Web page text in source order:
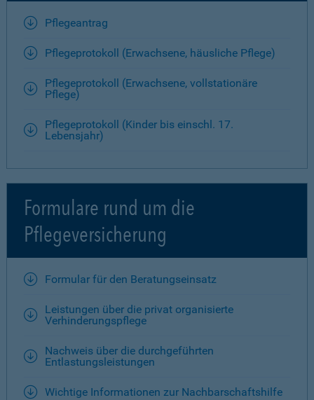
Pflegeantrag
Pflegeprotokoll (Erwachsene, häusliche Pflege)
Pflegeprotokoll (Erwachsene, vollstationäre
Pflege)
Pflegeprotokoll (Kinder bis einschl. 17.
Lebensjahr)
Formulare rund um die
Pflegeversicherung
Formular für den Beratungseinsatz
Leistungen über die privat organisierte
Verhinderungspflege
Nachweis über die durchgeführten
Entlastungsleistungen
Wichtige Informationen zur Nachbarschaftshilfe